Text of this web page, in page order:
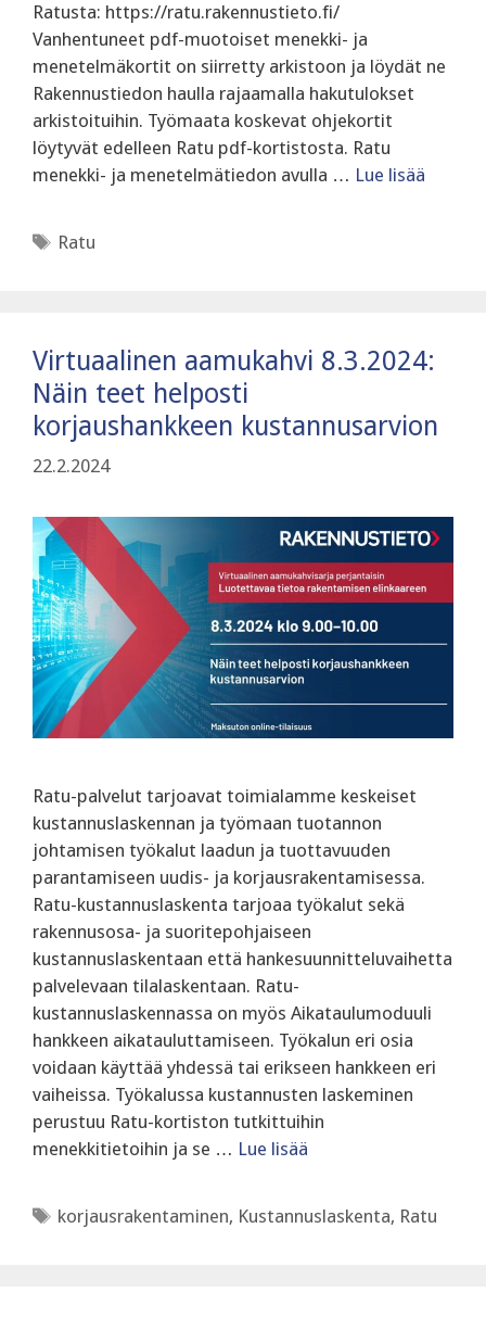
Ratusta: https://ratu.rakennustieto.fi/
Vanhentuneet pdf-muotoiset menekki- ja
menetelmäkortit on siirretty arkistoon ja löydät ne
Rakennustiedon haulla rajaamalla hakutulokset
arkistoituihin. Työmaata koskevat ohjekortit
löytyvät edelleen Ratu pdf-kortistosta. Ratu
menekki- ja menetelmätiedon avulla … Lue lisää
Avainsanat
Ratu
Virtuaalinen aamukahvi 8.3.2024:
Näin teet helposti
korjaushankkeen kustannusarvion
22.2.2024
Ratu-palvelut tarjoavat toimialamme keskeiset
kustannuslaskennan ja työmaan tuotannon
johtamisen työkalut laadun ja tuottavuuden
parantamiseen uudis- ja korjausrakentamisessa.
Ratu-kustannuslaskenta tarjoaa työkalut sekä
rakennusosa- ja suoritepohjaiseen
kustannuslaskentaan että hankesuunnitteluvaihetta
palvelevaan tilalaskentaan. Ratu-
kustannuslaskennassa on myös Aikataulumoduuli
hankkeen aikatauluttamiseen. Työkalun eri osia
voidaan käyttää yhdessä tai erikseen hankkeen eri
vaiheissa. Työkalussa kustannusten laskeminen
perustuu Ratu-kortiston tutkittuihin
menekkitietoihin ja se … Lue lisää
Avainsanat
korjausrakentaminen, Kustannuslaskenta, Ratu